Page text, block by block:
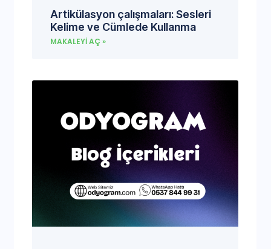
Artikülasyon çalışmaları: Sesleri
Kelime ve Cümlede Kullanma
MAKALEYI AÇ »